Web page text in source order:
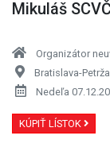
Mikuláš
Organizátor
Bratislava-
Nedeľa
KÚPIŤ LÍSTOK